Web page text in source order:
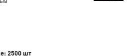
2500 шт